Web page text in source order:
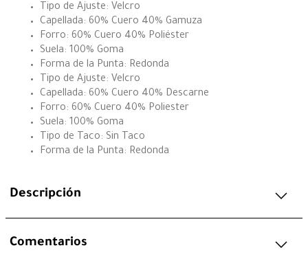
Tipo de Ajuste: Velcro
Capellada: 60% Cuero 40% Gamuza
Forro: 60% Cuero 40% Poliéster
Suela: 100% Goma
Forma de la Punta: Redonda
Tipo de Ajuste: Velcro
Capellada: 60% Cuero 40% Descarne
Forro: 60% Cuero 40% Poliester
Suela: 100% Goma
Tipo de Taco: Sin Taco
Forma de la Punta: Redonda
Descripción
Comentarios